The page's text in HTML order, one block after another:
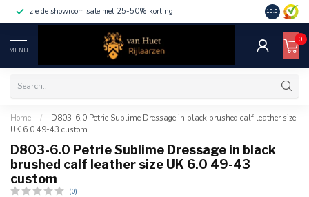
zie de showroom sale met 25-50% korting 10.0
MENU
0
Home /
D803-6.0 Petrie Sublime Dressage in black brushed calf leather size
UK 6.0 49-43 custom
D803-6.0 Petrie Sublime Dressage in black
brushed calf leather size UK 6.0 49-43
custom
(0)